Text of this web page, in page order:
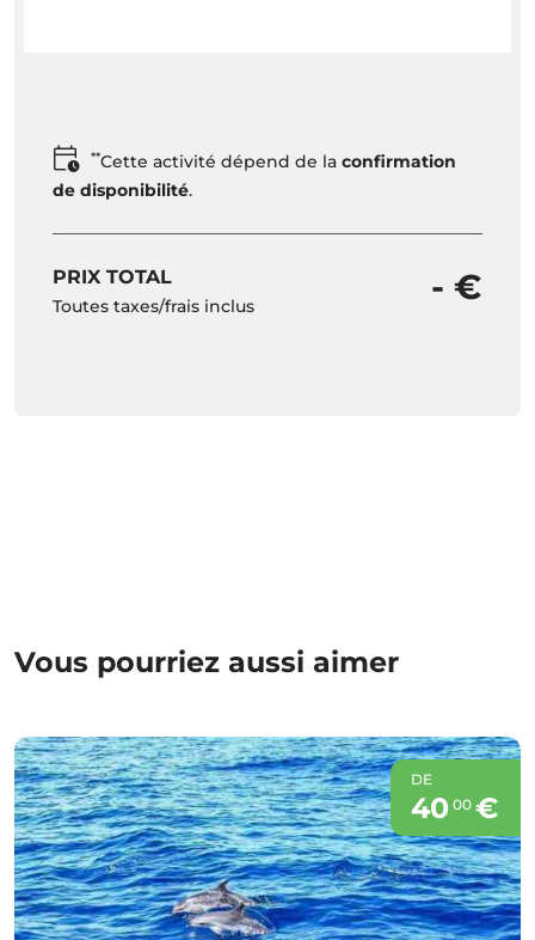
**Cette activité dépend de la confirmation
de disponibilité.
PRIX TOTAL
Toutes taxes/frais inclus - €
Vous pourriez aussi aimer
DE
40 00€